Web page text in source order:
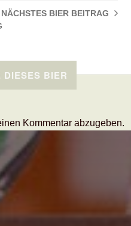
NÄCHSTES BIERBEITRAG
DIESES BIER
Kommentar abzugeben.